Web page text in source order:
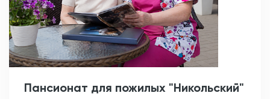
Пансионат для пожилых "Никольский"